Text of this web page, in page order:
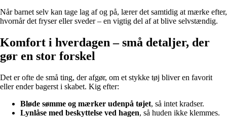
Når barnet selv kan tage lag af og på, lærer det samtidig at mærke efter,
hvornår det fryser eller sveder – en vigtig del af at blive selvstændig.
Komfort i hverdagen – små detaljer, der
gør en stor forskel
Det er ofte de små ting, der afgør, om et stykke tøj bliver en favorit
eller ender bagerst i skabet. Kig efter:
Bløde sømme og mærker udenpå tøjet, så intet kradser.
Lynlåse med beskyttelse ved hagen, så huden ikke klemmes.